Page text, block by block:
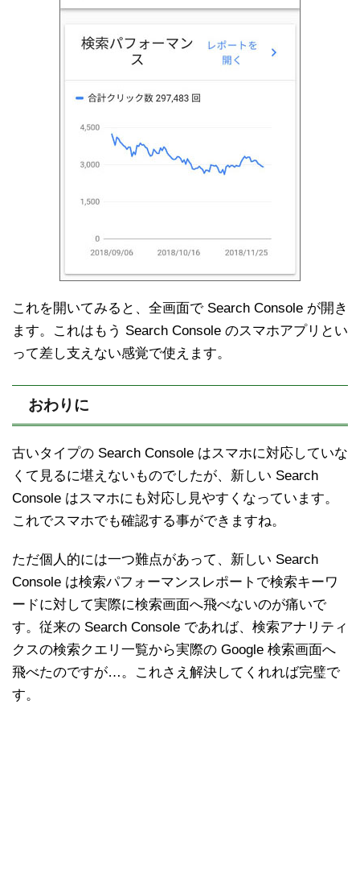
これを開いてみると、全画面で Search Console が開き
ます。これはもう Search Console のスマホアプリとい
って差し支えない感覚で使えます。
おわりに
古いタイプの Search Console はスマホに対応していな
くて見るに堪えないものでしたが、新しい Search
Console はスマホにも対応し見やすくなっています。
これでスマホでも確認する事ができますね。
ただ個人的には一つ難点があって、新しい Search
Console は検索パフォーマンスレポートで検索キーワ
ードに対して実際に検索画面へ飛べないのが痛いで
す。従来の Search Console であれば、検索アナリティ
クスの検索クエリ一覧から実際の Google 検索画面へ
飛べたのですが…。これさえ解決してくれれば完璧で
す。